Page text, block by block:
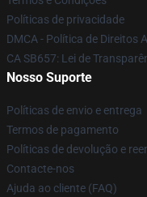
Políticas de privacidade
DMCA - Política de Direitos
CA SB657: Lei de
Nosso Suporte
Políticas de envio e entrega
Termos de pagamento
Políticas de devolução e
Contacte-nos
Ajuda ao cliente (FAQ)